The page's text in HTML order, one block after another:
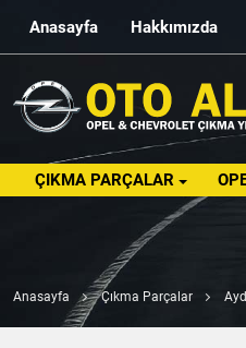
Anasayfa Hakkımızda
ÇIKMA PARÇALAR
Anasayfa Çıkma Parçalar